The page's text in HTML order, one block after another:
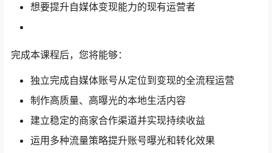
想要提升自媒体变现能力的现有运营者
完成本课程后，您将能够：
独立完成自媒体账号从定位到变现的全流程运营
制作高质量、高曝光的本地生活内容
建立稳定的商家合作渠道并实现持续收益
运用多种流量策略提升账号曝光和转化效果